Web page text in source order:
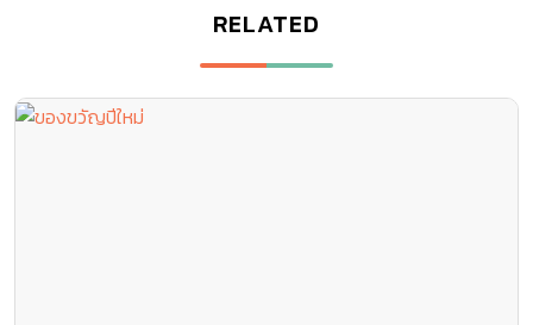
RELATED